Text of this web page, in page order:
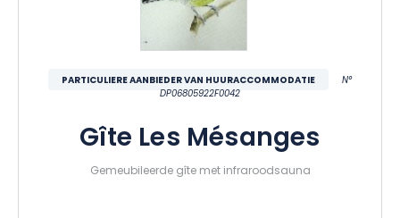
PARTICULIERE AANBIEDER VAN HUURACCOMMODATIE
N°
DP06805922F0042
Gîte Les Mésanges
Gemeubileerde gîte met infraroodsauna